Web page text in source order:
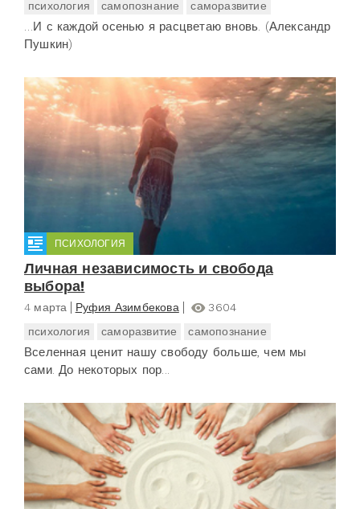
психология
самопознание саморазвитие
…И с каждой осенью я расцветаю вновь. (Александр
Пушкин)
ПСИХОЛОГИЯ
Личная независимость и свобода
выбора!
4 марта Руфия Азимбекова
3604
психология
саморазвитие самопознание
Вселенная ценит нашу свободу больше, чем мы
сами. До некоторых пор...